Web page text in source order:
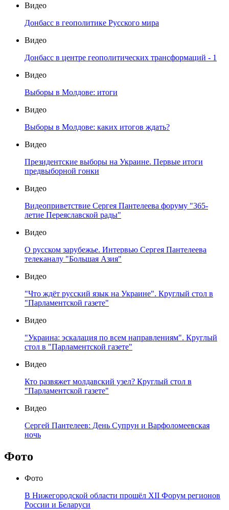
Видео
Донбасс в геополитике Русского мира
Видео
Донбасс в центре геополитических трансформаций - 1
Видео
Выборы в Молдове: итоги
Видео
Выборы в Молдове: каких итогов ждать?
Видео
Президентские выборы на Украине. Первые итоги
предвыборной гонки
Видео
Видеоприветствие Сергея Пантелеева форуму "365-
летие Переяславской рады"
Видео
О русском зарубежье. Интервью Сергея Пантелеева
телеканалу "Большая Азия"
Видео
"Что ждёт русский язык на Украине". Круглый стол в
"Парламентской газете"
Видео
"Украина: эскалация по всем направлениям". Круглый
стол в "Парламентской газете"
Видео
Кто развяжет молдавский узел? Круглый стол в
"Парламентской газете"
Видео
Сергей Пантелеев: День Супрун и Варфоломеевская
ночь
Фото
Фото
В Нижегородской области прошёл XII Форум регионов
России и Беларуси